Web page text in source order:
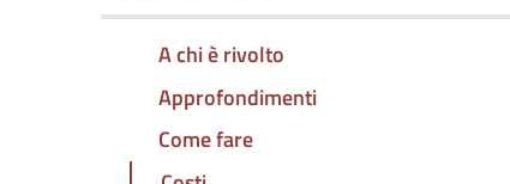
A chi è rivolto
Approfondimenti
Come fare